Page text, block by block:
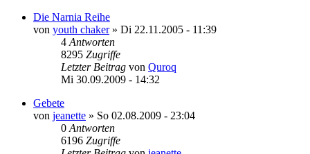
Die Narnia Reihe
von youth chaker» Di 22.11.2005 - 11:39
4 Antworten
8295 Zugriffe
Letzter Beitrag von Quroq
Mi 30.09.2009 - 14:32
Gebete
von jeanette » So 02.08.2009 - 23:04
0 Antworten
6196 Zugriffe